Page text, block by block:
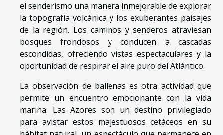
el senderismo una manera inmejorable de explorar
la topografía volcánica y los exuberantes paisajes
de la región. Los caminos y senderos atraviesan
bosques frondosos y conducen a cascadas
escondidas, ofreciendo vistas espectaculares y la
oportunidad de respirar el aire puro del Atlántico.
La observación de ballenas es otra actividad que
permite un encuentro emocionante con la vida
marina. Las Azores son un destino privilegiado
para avistar estos majestuosos cetáceos en su